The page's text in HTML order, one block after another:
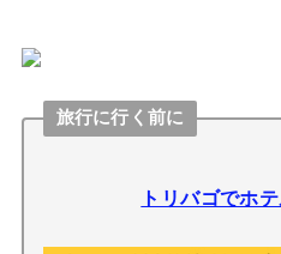
旅行に行く前に
トリバゴでホ